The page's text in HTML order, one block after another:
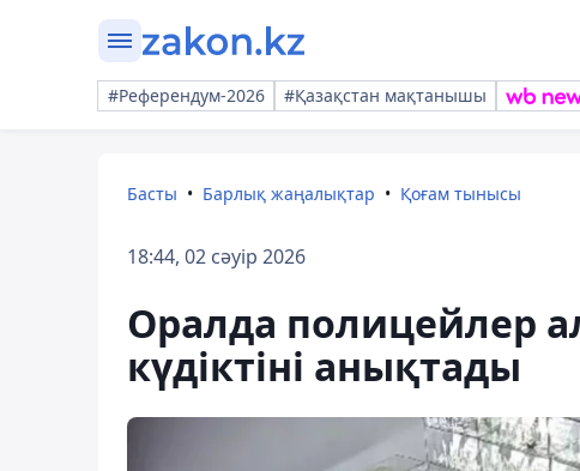
#Референдум-2026 #Қазақстан мақтанышы
Басты Барлық жаңалықтар Қоғам тынысы
18:44, 02 сәуір 2026
Оралда полицейлер
күдіктіні анықтады